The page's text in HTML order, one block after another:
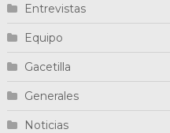
Entrevistas
Equipo
Gacetilla
Generales
Noticias